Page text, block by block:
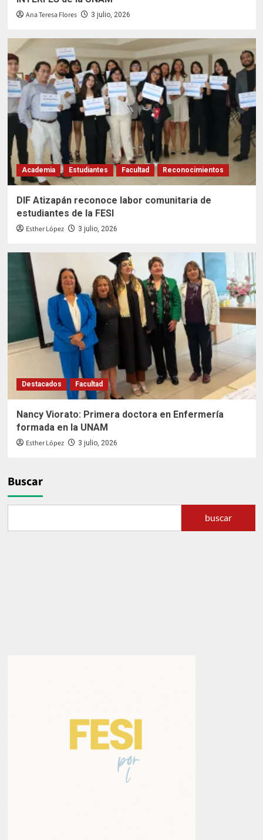
Ana Teresa Flores 3 julio, 2026
Academia Estudiantes Facultad Reconocimientos
DIF Atizapán reconoce labor comunitaria de
estudiantes de la FESI
Esther López 3 julio, 2026
Destacados Facultad
Nancy Viorato: Primera doctora en Enfermería
formada en la UNAM
Esther López 3 julio, 2026
Buscar
buscar